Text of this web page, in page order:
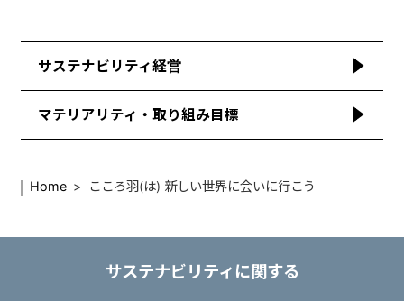
サステナビリティ経営
マテリアリティ・取り組み目標
Home こころ羽(は) 新しい世界に会いに行こう
サステナビリティに関する